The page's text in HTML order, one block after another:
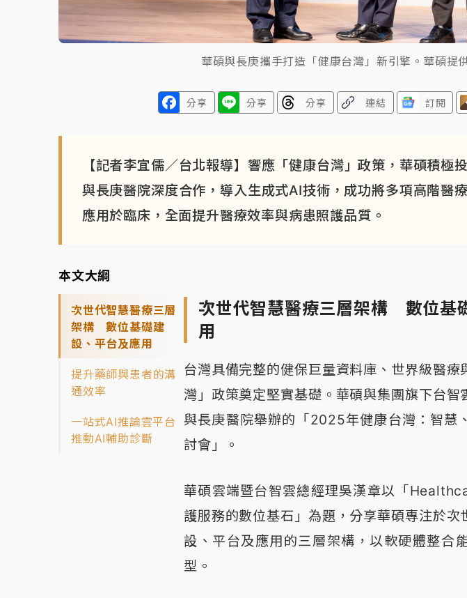
華碩與長庚攜手打造「健康台灣」新引擎。華碩提
分享 分享 分享 連結 訂閱
【記者李宜儒／台北報導】響應「健康台灣」政策，華碩積極
與長庚醫院深度合作，導入生成式AI技術，成功將多項高階醫
應用於臨床，全面提升醫療效率與病患照護品質。
本文大綱
次世代智慧醫療三層
架構 數位基礎建
設、平台及應用
提升藥師與患者的溝
通效率
一站式AI推論雲平台
推動AI輔助診斷
次世代智慧醫療三層架構 數位基
用
台灣具備完整的健保巨量資料庫、世界級醫療
灣」政策奠定堅實基礎。華碩與集團旗下台智
與長庚醫院舉辦的「2025年健康台灣：智慧
討會」。
華碩雲端暨台智雲總經理吳漢章以「
護服務的數位基石」為題，分享華碩專注於次
設、平台及應用的三層架構，以軟硬體整合
型。